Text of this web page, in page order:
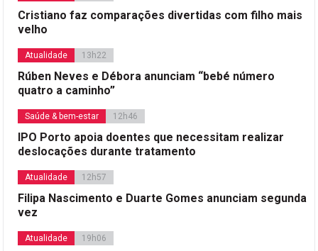
Cristiano faz comparações divertidas com filho mais
velho
Atualidade 13h22
Rúben Neves e Débora anunciam “bebé número
quatro a caminho”
Saúde & bem-estar 12h46
IPO Porto apoia doentes que necessitam realizar
deslocações durante tratamento
Atualidade 12h57
Filipa Nascimento e Duarte Gomes anunciam segunda
vez
Atualidade 19h06